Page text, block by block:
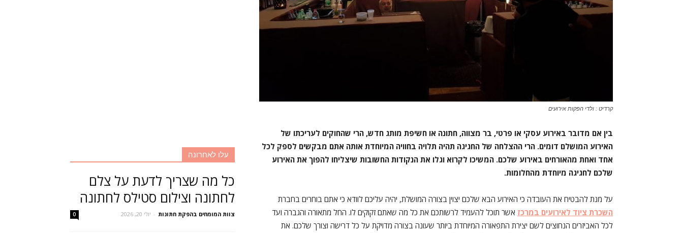
קרדיט : ולדי הפקות אירועים
בין אם מדובר באירוע עסקי או פרטי, בר מצווה, חתונה או חשיפת מותג חדש, הרי שהחוקים לעריכתו של
האירוע המושלם דומים. הרי ההצלחה של החגיגה תהיה תלויה בחוויה המיוחדת אותה אתם מבקשים לספק לכל
אחד ואחת מהאורחים באירוע שלכם. המשיכו לקרוא וגלו את הנקודות החשובות שיצליחו להפוך את האירוע
שלכם לחגיגה מיוחדת מהחלומות.
על מנת להבטיח את העובדה כי האירוע הבא שלכם יצוין בצורה המושלת, יהיה עליכם לוודא כי אתם בוחרים בחברת
השכרת ציוד לאירועים במרכז אשר תוכל להעמיד לרשותכם את כל מה שאתם זקוקים לו. החל מתאורה והגברה ועד
לכל האביזרים הנחוצים לשם יצירת התפאורה המיוחדת ביותר שעונה בצורה מדויקת על כל דרישה וצורך שלכם. את
עלו לאחרונה
כל מה שצריך לדעת על צלם
לחתונה וצילום סטילס לחתונה
צוות המומחים בהפקת חתונות - יולי 20, 2026 0